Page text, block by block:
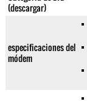
(descargar)
especificaciones del
módem